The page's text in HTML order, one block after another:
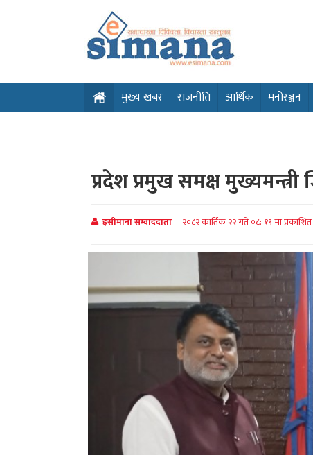
मुख्य खबर राजनीति आर्थिक मनोरञ्जन
प्रदेश प्रमुख समक्ष
इसीमाना सम्वाददाता २०८२ कार्तिक २२ गते ०८: १९ मा प्रकाशित